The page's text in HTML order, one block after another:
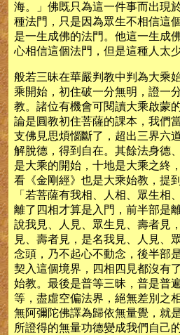
海。」佛既只為這一件事而出現
種法門，只是因為眾生不相信這
是一生成佛的法門。他這一生成
心相信這個法門，但是這種人太少
般若三昧在華嚴判教中判為大乘
乘開始，初住破一分無明，證一
教。諸位有機會可閱讀大乘啟蒙
論是圓教初住菩薩的課本，我們
支佛見思煩惱斷了，超出三界六
解脫德，得到自在。其餘法身德
是大乘的開始，十地是大乘之終
看《金剛經》也是大乘始教，提
「若菩薩有我相、人相、眾生相
離了四相才算是入門，前半部是
說我見、人見、眾生見、壽者見
見、壽者見，是名我見、人見、
念頭，乃不起心不動念，後半部
契入這個境界，四相四見都沒有
始教。最後是普等三昧，普是普
等，盡虛空偏法界，絕無差別之
無阿彌陀佛譯為歸依無量覺，就
所證得的無量功德變成我們自己